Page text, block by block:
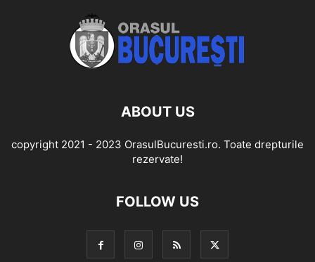
ABOUT US
copyright 2021 - 2023 OrasulBucuresti.ro. Toate drepturile
rezervate!
FOLLOW US